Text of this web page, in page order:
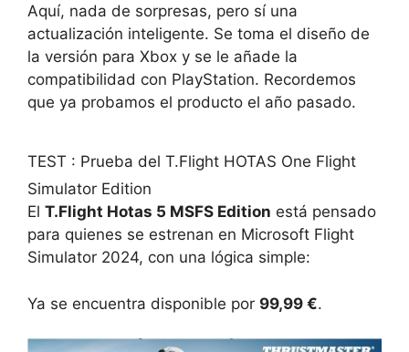
Aquí, nada de sorpresas, pero sí una
actualización inteligente. Se toma el diseño de
la versión para Xbox y se le añade la
compatibilidad con PlayStation. Recordemos
que ya probamos el producto el año pasado.
TEST : Prueba del T.Flight HOTAS One Flight
Simulator Edition
El T.Flight Hotas 5 MSFS Edition está pensado
para quienes se estrenan en Microsoft Flight
Simulator 2024, con una lógica simple:
Ya se encuentra disponible por 99,99 €.